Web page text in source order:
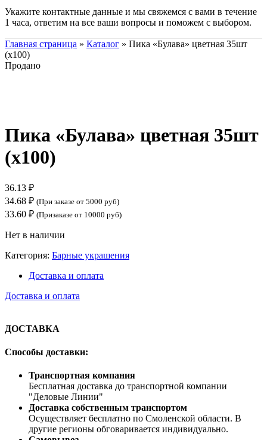
Укажите контактные данные и мы свяжемся с вами в течение
1 часа, ответим на все ваши вопросы и поможем с выбором.
Главная страница » Каталог » Пика «Булава» цветная 35шт
(х100)
Продано
Пика «Булава» цветная 35шт
(х100)
36.13 ₽
34.68 ₽ (При заказе от 5000 руб)
33.60 ₽ (Призаказе от 10000 руб)
Нет в наличии
Категория: Барные украшения
Доставка и оплата
Доставка и оплата
ДОСТАВКА
Способы доставки:
Транспортная компания
Бесплатная доставка до транспортной компании
"Деловые Линии"
Доставка собственным транспортом
Осуществляет бесплатно по Смоленской области. В
другие регионы обговаривается индивидуально.